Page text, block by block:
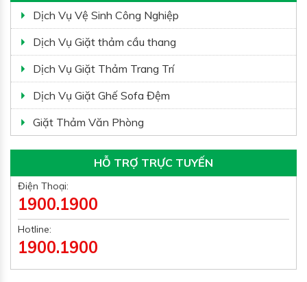
Dịch Vụ Vệ Sinh Công Nghiệp
Dịch Vụ Giặt thảm cầu thang
Dịch Vụ Giặt Thảm Trang Trí
Dịch Vụ Giặt Ghế Sofa Đệm
Giặt Thảm Văn Phòng
HỖ TRỢ TRỰC TUYẾN
Điện Thoại:
1900.1900
Hotline:
1900.1900